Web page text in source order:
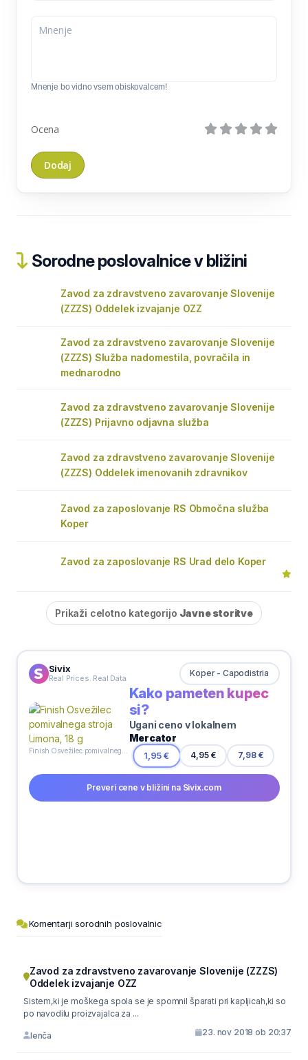
Mnenje bo vidno vsem obiskovalcem!
Ocena
Sorodne poslovalnice v bližini
Zavod za zdravstveno zavarovanje Slovenije
(ZZZS) Oddelek izvajanje OZZ
Zavod za zdravstveno zavarovanje Slovenije
(ZZZS) Služba nadomestila, povračila in
mednarodno
Zavod za zdravstveno zavarovanje Slovenije
(ZZZS) Prijavno odjavna služba
Zavod za zdravstveno zavarovanje Slovenije
(ZZZS) Oddelek imenovanih zdravnikov
Zavod za zaposlovanje RS Območna služba
Koper
Zavod za zaposlovanje RS Urad delo Koper
Prikaži celotno kategorijo Javne storitve
Sivix
Real Prices. Real Data Koper - Capodistria
Kako pameten kupec
si?
Ugani ceno v lokalnem
Mercator
1,95 € 4,95 € 7,98 €
Preveri cene v bližini na Sivix.com
Komentarji sorodnih poslovalnic
Zavod za zdravstveno zavarovanje Slovenije (ZZZS)
Oddelek izvajanje OZZ
Sistem,ki je moškega spola se je spomnil šparati pri kapljicah,ki so
po navodilu proizvajalca za ...
lenča 23. nov 2018 ob 20:37